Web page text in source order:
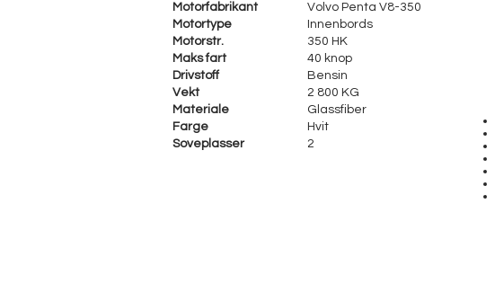
Motorfabrikant
Volvo Penta V8-350
Motortype
Innenbords
Motorstr.
350 HK
Maks fart
40 knop
Drivstoff
Bensin
Vekt
2 800 KG
Materiale
Glassfiber
Farge
Hvit
Soveplasser
2